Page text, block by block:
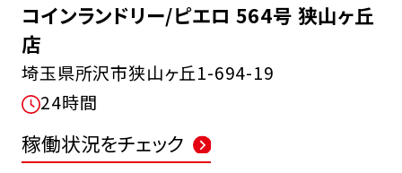
FCオーナー募集中
コインランドリー/ピエロ 564号 狭山ヶ丘
店
埼玉県所沢市狭山ヶ丘1-694-19
24時間
稼働状況をチェック